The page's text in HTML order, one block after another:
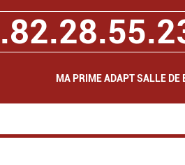
MA PRIME ADAPT SALLE DE